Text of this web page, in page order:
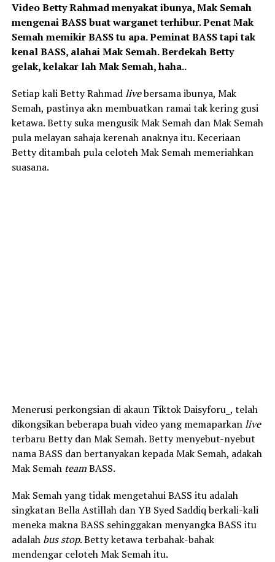
Video Betty Rahmad menyakat ibunya, Mak Semah
mengenai BASS buat warganet terhibur. Penat Mak
Semah memikir BASS tu apa. Peminat BASS tapi tak
kenal BASS, alahai Mak Semah. Berdekah Betty
gelak, kelakar lah Mak Semah, haha..
Setiap kali Betty Rahmadlivebersama ibunya, Mak
Semah, pastinya akn membuatkan ramai tak kering gusi
ketawa. Betty suka mengusik Mak Semah dan Mak Semah
pula melayan sahaja kerenah anaknya itu. Keceriaan
Betty ditambah pula celoteh Mak Semah memeriahkan
suasana.
Menerusi perkongsian di akaun Tiktok Daisyforu_, telah
dikongsikan beberapa buah video yang memaparkanlive
terbaru Betty dan Mak Semah. Betty menyebut-nyebut
nama BASS dan bertanyakan kepada Mak Semah, adakah
Mak Semah teamBASS.
Mak Semah yang tidak mengetahui BASS itu adalah
singkatan Bella Astillah dan YB Syed Saddiq berkali-kali
meneka makna BASS sehinggakan menyangka BASS itu
adalahbus stop. Betty ketawa terbahak-bahak
mendengar celoteh Mak Semah itu.